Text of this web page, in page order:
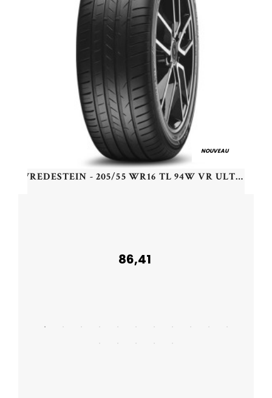
NOUVEAU
VREDESTEIN - 205/55 WR16 TL 94W VR ULTRAC+ XL - 2055516 - CAB
86,41